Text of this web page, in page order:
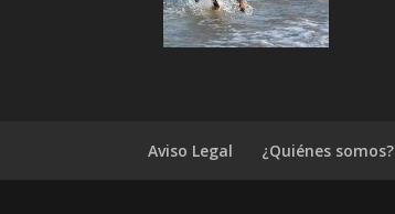
Aviso Legal ¿Quiénes somos?